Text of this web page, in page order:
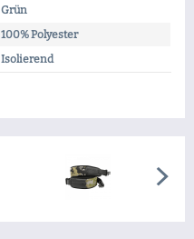
Grün
100% Polyester
Isolierend